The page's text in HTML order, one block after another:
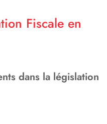
Fiscale en
dans la législation